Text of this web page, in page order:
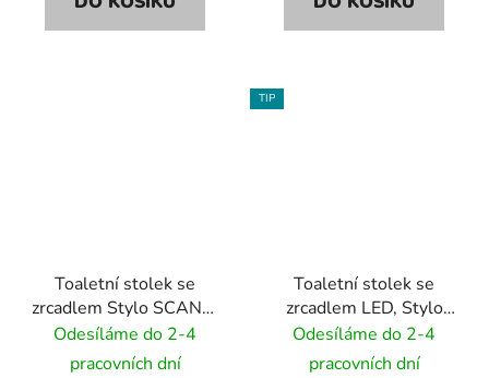
Toaletní stolek se
zrcadlem Stylo SCANDI
- bílý / světlý buk
Odesíláme do 2-4
pracovních dní
TIP
Toaletní stolek se
zrcadlem LED, Stylo
SCANDI - světlý buk /
bílý
Odesíláme do 2-4
pracovních dní